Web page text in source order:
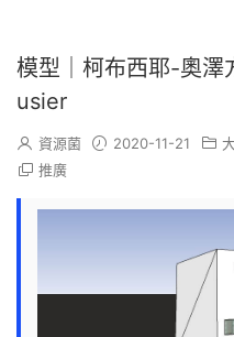
模型｜柯布西耶-奧
usier
資源菌 2020-11-21
推廣